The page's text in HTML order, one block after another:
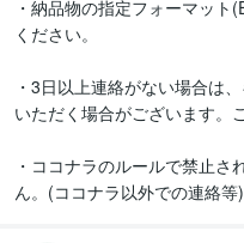
・納品物の指定フォーマッ
ください。
・3日以上連絡がない場合は
いただく場合がございます。
・ココナラのルールで禁止
ん。(ココナラ以外での連絡等)